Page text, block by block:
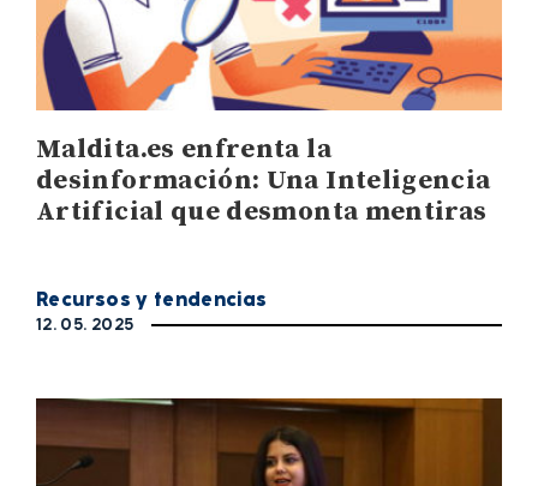
Maldita.es enfrenta la
desinformación: Una Inteligencia
Artificial que desmonta mentiras
Recursos y tendencias
12. 05. 2025